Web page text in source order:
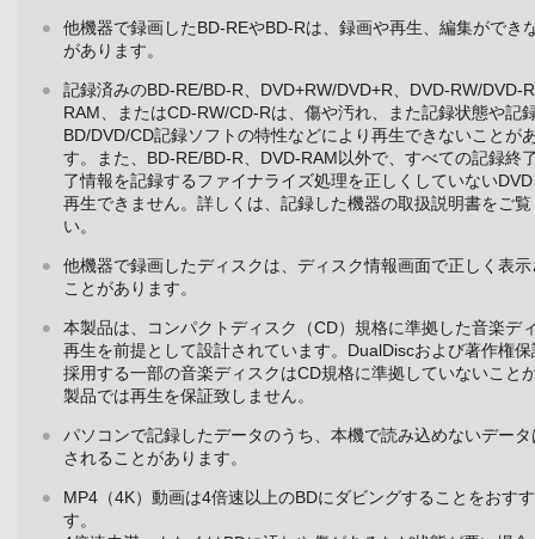
他機器で録画したBD-REやBD-Rは、録画や再生、編集ができ
があります。
記録済みのBD-RE/BD-R、DVD+RW/DVD+R、DVD-RW/DVD-
RAM、またはCD-RW/CD-Rは、傷や汚れ、また記録状態や記
BD/DVD/CD記録ソフトの特性などにより再生できないことが
す。また、BD-RE/BD-R、DVD-RAM以外で、すべての記録終
了情報を記録するファイナライズ処理を正しくしていない
再生できません。詳しくは、記録した機器の取扱説明書をご
い。
他機器で録画したディスクは、ディスク情報画面で正しく表
ことがあります。
本製品は、コンパクトディスク（CD）規格に準拠した音楽デ
再生を前提として設計されています。DualDiscおよび著作権
採用する一部の音楽ディスクはCD規格に準拠していないこと
製品では再生を保証致しません。
パソコンで記録したデータのうち、本機で読み込めないデー
されることがあります。
MP4（4K）動画は4倍速以上のBDにダビングすることをおす
す。